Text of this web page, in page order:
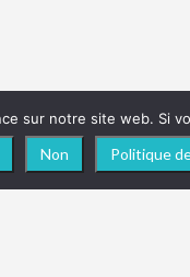
sur notre site web. Si
Non Politique